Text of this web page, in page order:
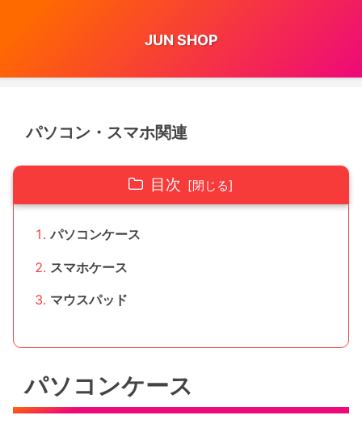
JUN SHOP
パソコン・スマホ関連
目次
パソコンケース
スマホケース
マウスパッド
パソコンケース